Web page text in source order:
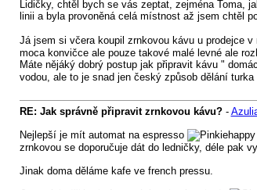
Lidičky, chtěl bych se vás zeptat, zejména Toma,
linii a byla provoněná celá místnost až jsem chtěl
Já jsem si včera koupil zrnkovou kávu u prodejce
moca konvičce ale pouze takové malé levné ale
Máte nějáký dobrý postup jak připravit kávu "
vodou, ale to je snad jen český způsob dělání
RE: Jak správně připravit zrnkovou kávu?-
Nejlepší je mít automat na espresso
zrnkovou se doporučuje dát do ledničky, déle pak
Jinak doma děláme kafe ve french pressu.